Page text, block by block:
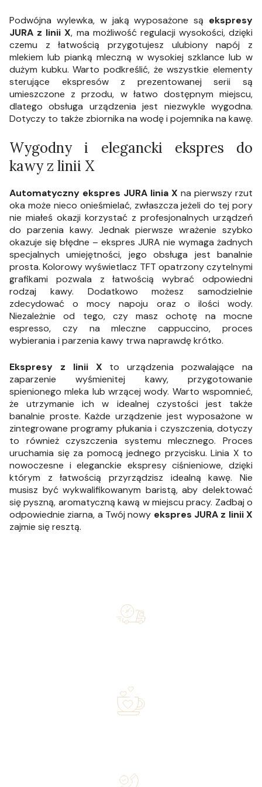
Podwójna wylewka, w jaką wyposażone są ekspresy
JURA z linii X, ma możliwość regulacji wysokości, dzięki
czemu z łatwością przygotujesz ulubiony napój z
mlekiem lub pianką mleczną w wysokiej szklance lub w
dużym kubku. Warto podkreślić, że wszystkie elementy
sterujące ekspresów z prezentowanej serii są
umieszczone z przodu, w łatwo dostępnym miejscu,
dlatego obsługa urządzenia jest niezwykle wygodna.
Dotyczy to także zbiornika na wodę i pojemnika na kawę.
Wygodny i elegancki ekspres do
kawy z linii X
Automatyczny ekspres JURA linia X na pierwszy rzut
oka może nieco onieśmielać, zwłaszcza jeżeli do tej pory
nie miałeś okazji korzystać z profesjonalnych urządzeń
do parzenia kawy. Jednak pierwsze wrażenie szybko
okazuje się błędne – ekspres JURA nie wymaga żadnych
specjalnych umiejętności, jego obsługa jest banalnie
prosta. Kolorowy wyświetlacz TFT opatrzony czytelnymi
grafikami pozwala z łatwością wybrać odpowiedni
rodzaj kawy. Dodatkowo możesz samodzielnie
zdecydować o mocy napoju oraz o ilości wody.
Niezależnie od tego, czy masz ochotę na mocne
espresso, czy na mleczne cappuccino, proces
wybierania i parzenia kawy trwa naprawdę krótko.
Ekspresy z linii X to urządzenia pozwalające na
zaparzenie wyśmienitej kawy, przygotowanie
spienionego mleka lub wrzącej wody. Warto wspomnieć,
że utrzymanie ich w idealnej czystości jest także
banalnie proste. Każde urządzenie jest wyposażone w
zintegrowane programy płukania i czyszczenia, dotyczy
to również czyszczenia systemu mlecznego. Proces
uruchamia się za pomocą jednego przycisku. Linia X to
nowoczesne i eleganckie ekspresy ciśnieniowe, dzięki
którym z łatwością przyrządzisz idealną kawę. Nie
musisz być wykwalifikowanym baristą, aby delektować
się pyszną, aromatyczną kawą w miejscu pracy. Zadbaj o
odpowiednie ziarna, a Twój nowy ekspres JURA z linii X
zajmie się resztą.